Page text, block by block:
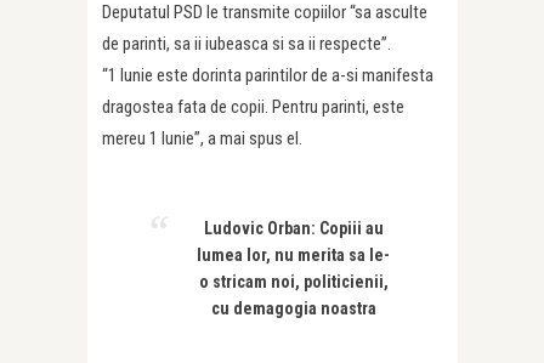
Deputatul PSD le transmite copiilor “sa asculte
de parinti, sa ii iubeasca si sa ii respecte”.
“1 Iunie este dorinta parintilor de a-si manifesta
dragostea fata de copii. Pentru parinti, este
mereu 1 Iunie”, a mai spus el.
Ludovic Orban: Copiii au
lumea lor, nu merita sa le-
o stricam noi, politicienii,
cu demagogia noastra